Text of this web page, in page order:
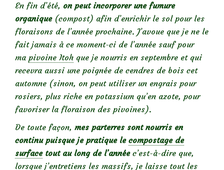
En fin d’été, on peut incorporer une fumure
organique(compost) afin d’enrichir le sol pour les
floraisons de l’année prochaine. J’avoue que je ne le
fait jamais à ce moment-ci de l’année sauf pour
ma pivoine Itoh que je nourris en septembre et qui
recevra aussi une poignée de cendres de bois cet
automne (sinon, on peut utiliser un engrais pour
rosiers, plus riche en potassium qu’en azote, pour
favoriser la floraison des pivoines).
De toute façon, mes parterres sont nourris en
continu puisque je pratique le compostage de
surfacetout au long de l’annéec’est-à-dire que,
lorsque j’entretiens les massifs, je laisse tout les